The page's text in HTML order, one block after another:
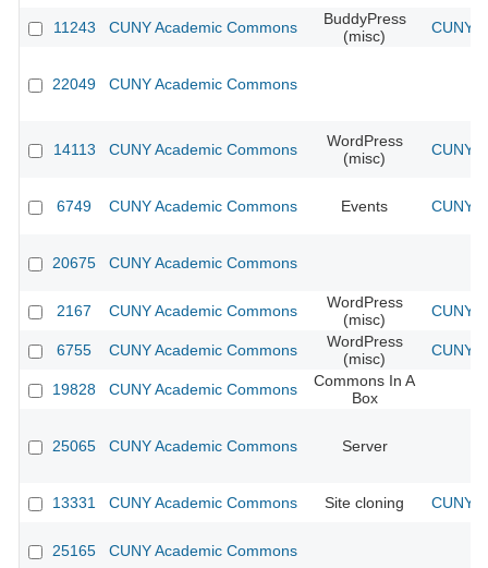
11243 CUNY Academic Commons
BuddyPress
(misc)
CUNY
22049 CUNY Academic Commons
14113 CUNY Academic Commons
WordPress
(misc)
CUNY
6749 CUNY Academic Commons Events CUNY
20675 CUNY Academic Commons
2167 CUNY Academic Commons
WordPress
(misc)
CUNY
6755 CUNY Academic Commons
WordPress
(misc)
CUNY
19828 CUNY Academic Commons
Commons In A
Box
25065 CUNY Academic Commons Server
13331 CUNY Academic Commons Site cloning CUNY
25165 CUNY Academic Commons